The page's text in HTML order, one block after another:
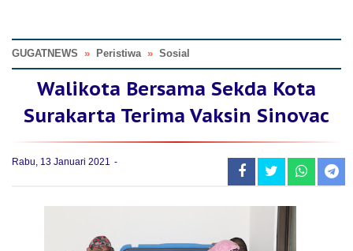
GUGATNEWS » Peristiwa » Sosial
Walikota Bersama Sekda Kota
Surakarta Terima Vaksin Sinovac
Rabu, 13 Januari 2021